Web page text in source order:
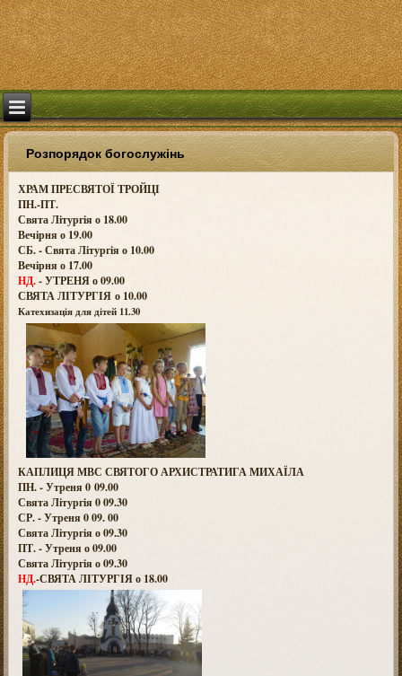
Розпорядок богослужінь
ХРАМ ПРЕСВЯТОЇ ТРОЙЦІ
ПН.-ПТ.
Свята Літургія о 18.00
Вечірня о 19.00
СБ. - Свята Літургія о 10.00
Вечірня о 17.00
НД.- УТРЕНЯ о 09.00
СВЯТА ЛІТУРГІЯ о 10.00
Катехизація для дітей 11.30
КАПЛИЦЯ МВС СВЯТОГО АРХИСТРАТИГА МИХАЇЛА
ПН. - Утреня 0 09.00
Свята Літургія 0 09.30
СР. - Утреня 0 09. 00
Свята Літургія о 09.30
ПТ. - Утреня о 09.00
Свята Літургія о 09.30
НД.-СВЯТА ЛІТУРГІЯ о 18.00